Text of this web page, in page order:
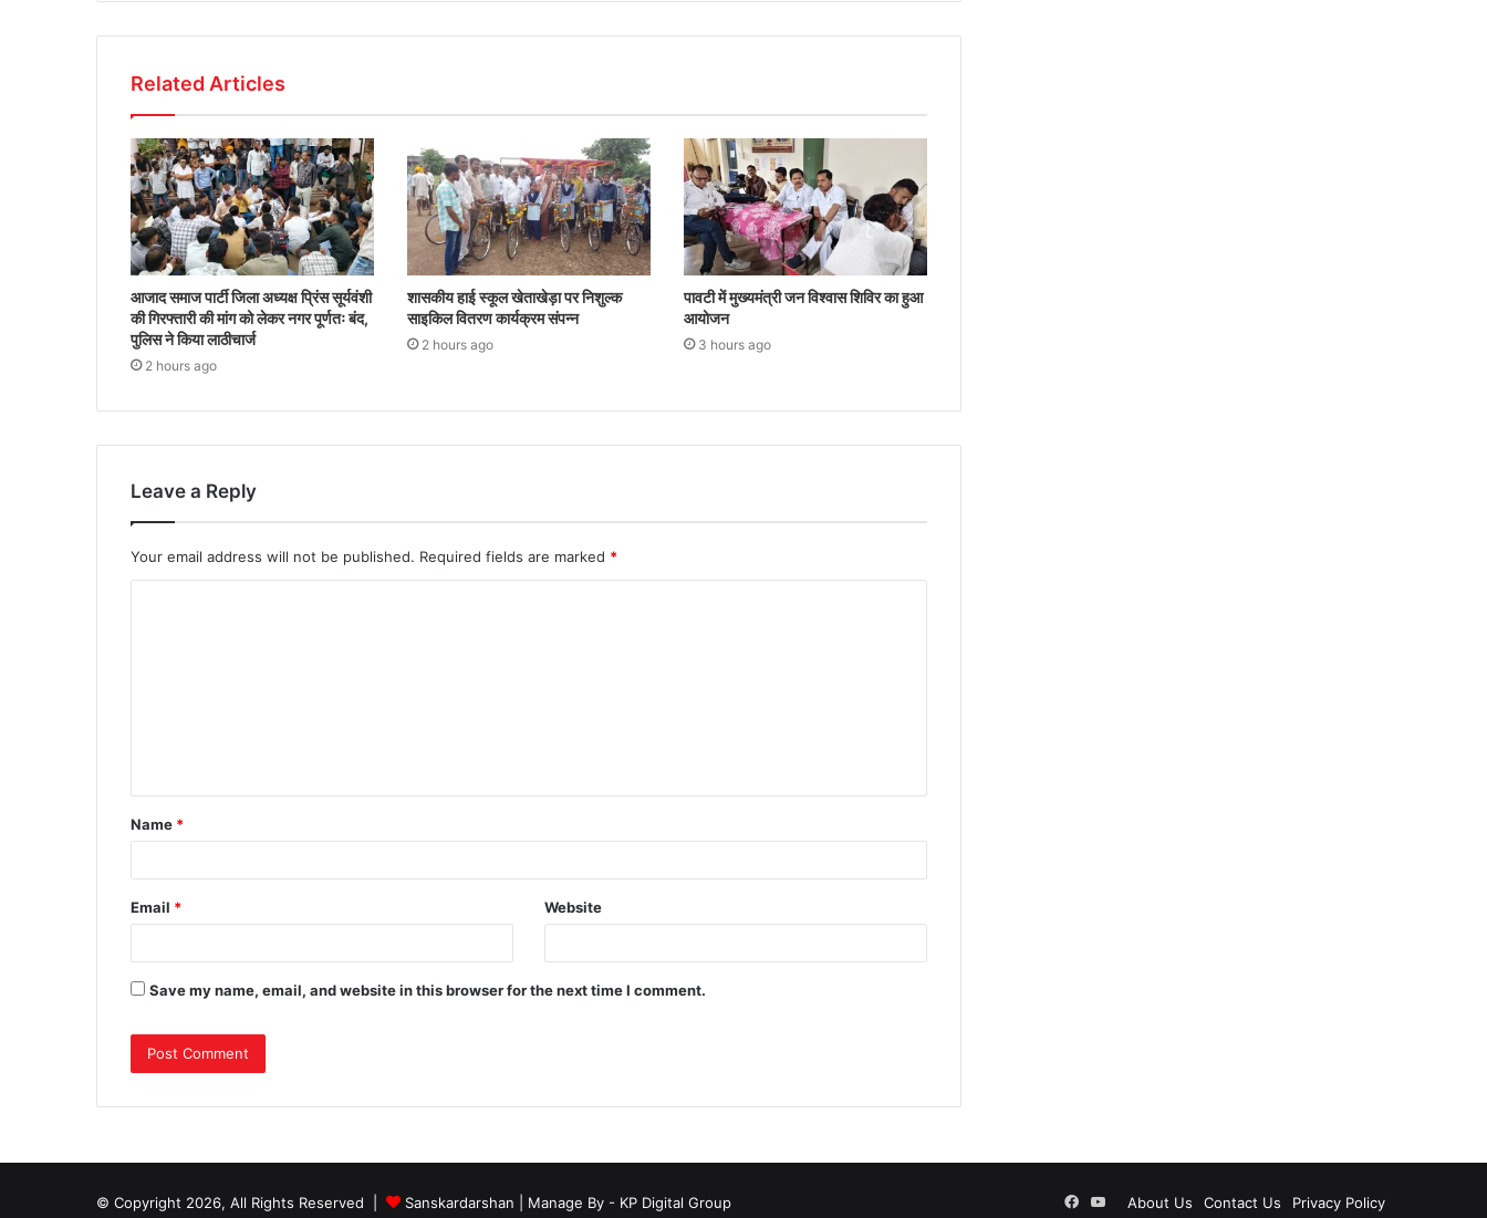
Related Articles
आजाद समाज पार्टी जिला अध्यक्ष प्रिंस सूर्यवंशी
की गिरफ्तारी की मांग को लेकर नगर पूर्णतः बंद,
पुलिस ने किया लाठीचार्ज
2 hours ago
शासकीय हाई स्कूल खेताखेड़ा पर निशुल्क
साइकिल वितरण कार्यक्रम संपन्न
2 hours ago
पावटी में मुख्यमंत्री जन विश्वास शिविर का हुआ
आयोजन
3 hours ago
Leave a Reply
Your email address will not be published. Required fields are marked *
Name *
Email * Website
Save my name, email, and website in this browser for the next time I comment.
© Copyright 2026, All Rights Reserved | Sanskardarshan | Manage By - KP Digital Group About Us Contact Us Privacy Policy
Facebook
YouTube